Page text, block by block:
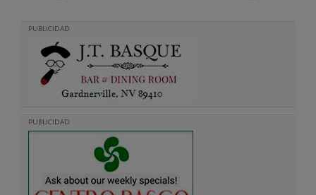
PUBLICIDAD
PUBLICIDAD